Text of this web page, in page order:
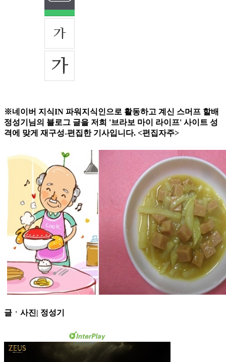
※네이버 지식IN 파워지식인으로 활동하고 계신 스머프 할배
정성기님의 블로그 글을 저희 '브라보 마이 라이프' 사이트 성
격에 맞게 재구성-편집한 기사입니다. <편집자주>
글ㆍ사진| 정성기